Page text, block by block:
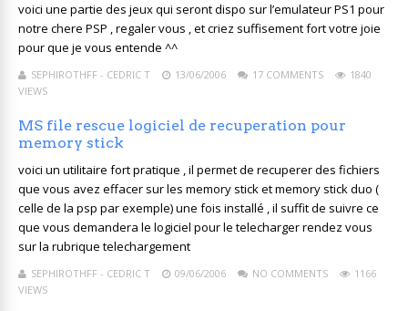
voici une partie des jeux qui seront dispo sur l’emulateur PS1 pour
notre chere PSP , regaler vous , et criez suffisement fort votre joie
pour que je vous entende ^^
SEPHIROTHFF - CEDRIC T 13/06/2006 17 COMMENTS
1840
VIEWS
MS file rescue logiciel de recuperation pour
memory stick
voici un utilitaire fort pratique , il permet de recuperer des fichiers
que vous avez effacer sur les memory stick et memory stick duo (
celle de la psp par exemple) une fois installé , il suffit de suivre ce
que vous demandera le logiciel pour le telecharger rendez vous
sur la rubrique telechargement
SEPHIROTHFF - CEDRIC T 09/06/2006 NO COMMENTS
1166
VIEWS